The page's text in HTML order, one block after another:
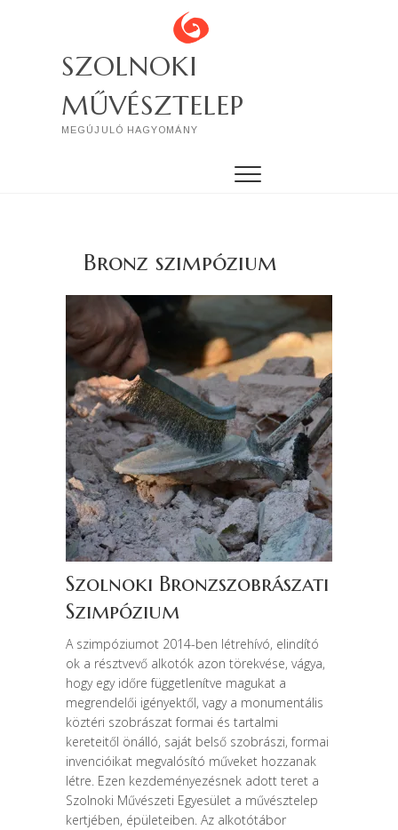
SZOLNOKI
MŰVÉSZTELEP
MEGÚJULÓ HAGYOMÁNY
Bronz szimpózium
Szolnoki Bronzszobrászati
Szimpózium
A szimpóziumot 2014-ben létrehívó, elindító
ok a résztvevő alkotók azon törekvése, vágya,
hogy egy időre függetlenítve magukat a
megrendelői igényektől, vagy a monumentális
köztéri szobrászat formai és tartalmi
kereteitől önálló, saját belső szobrászi, formai
invencióikat megvalósító műveket hozzanak
létre. Ezen kezdeményezésnek adott teret a
Szolnoki Művészeti Egyesület a művésztelep
kertjében, épületeiben. Az alkotótábor